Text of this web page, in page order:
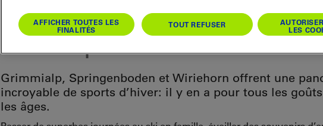
L'hiver à Diemtigtal,
à votre porte
Grimmialp, Springenboden et Wiriehorn offrent une
incroyable de sports d’hiver: il y en a pour tous les
les âges.
AFFICHER TOUTES LES
FINALITÉS
TOUT REFUSER
LES